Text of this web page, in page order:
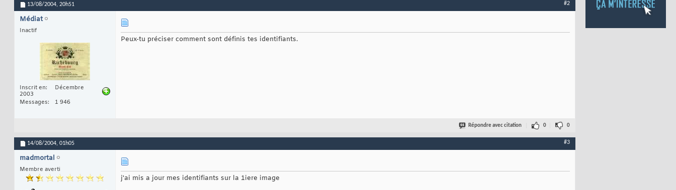
13/08/2004, 20h51 #2
Médiat
Inactif
Inscrit en
Décembre
2003
Messages
1 946
Peux-tu préciser comment sont définis tes identifiants.
Répondre avec citation 0 0
14/08/2004, 01h05 #3
madmortal
Membre averti
j'ai mis a jour mes identifiants sur la 1iere image